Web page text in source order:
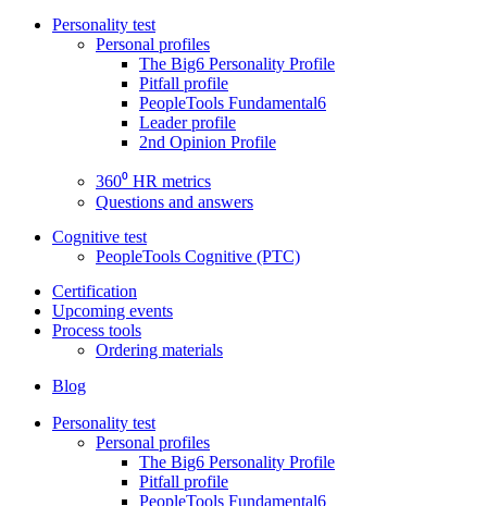
Personality test
Personal profiles
The Big6 Personality Profile
Pitfall profile
PeopleTools Fundamental6
Leader profile
2nd Opinion Profile
360⁰ HR metrics
Questions and answers
Cognitive test
PeopleTools Cognitive (PTC)
Certification
Upcoming events
Process tools
Ordering materials
Blog
Personality test
Personal profiles
The Big6 Personality Profile
Pitfall profile
PeopleTools Fundamental6